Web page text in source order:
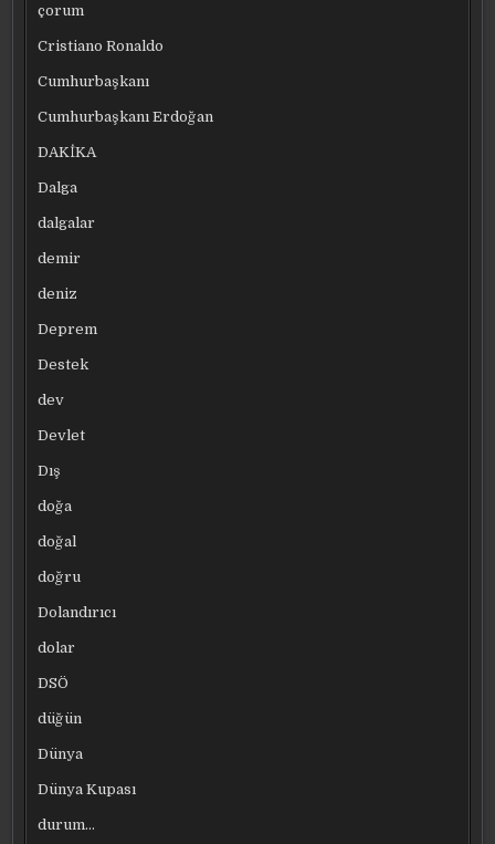
çorum
Cristiano Ronaldo
Cumhurbaşkanı
Cumhurbaşkanı Erdoğan
DAKİKA
Dalga
dalgalar
demir
deniz
Deprem
Destek
dev
Devlet
Dış
doğa
doğal
doğru
Dolandırıcı
dolar
DSÖ
düğün
Dünya
Dünya Kupası
durum…